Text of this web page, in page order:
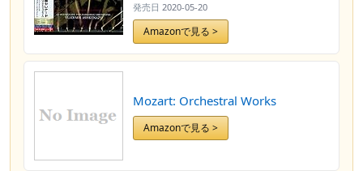
発売日 2020-05-20
Amazonで見る >
Mozart: Orchestral Works
Amazonで見る >